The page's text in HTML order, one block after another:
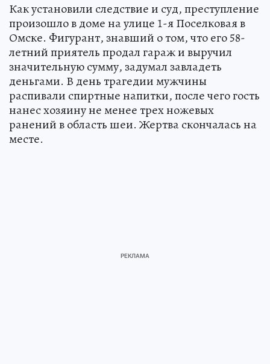
Как установили следствие и суд, преступление
произошло в доме на улице 1-я Поселковая в
Омске. Фигурант, знавший о том, что его 58-
летний приятель продал гараж и выручил
значительную сумму, задумал завладеть
деньгами. В день трагедии мужчины
распивали спиртные напитки, после чего гость
нанес хозяину не менее трех ножевых
ранений в область шеи. Жертва скончалась на
месте.